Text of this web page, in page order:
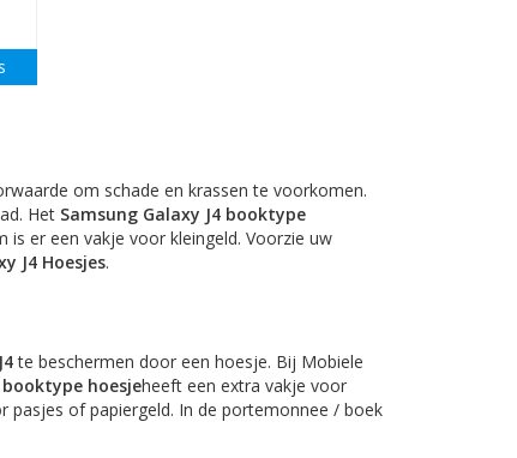
om schade en krassen te voorkomen.
Het Samsung Galaxy J4 booktype
er een vakje voor kleingeld. Voorzie uw
J4 Hoesjes.
te beschermen door een hoesje. Bij Mobiele
booktype hoesjeheeft een extra vakje voor
pasjes of papiergeld. In de portemonnee / boek